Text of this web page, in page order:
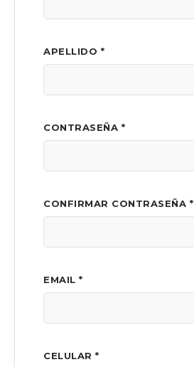
APELLIDO *
CONTRASEÑA *
CONFIRMAR CONTRASEÑA *
EMAIL *
CELULAR *